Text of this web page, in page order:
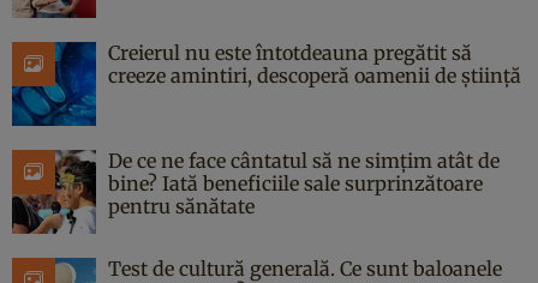
Creierul nu este întotdeauna pregătit să
creeze amintiri, descoperă oamenii de știință
De ce ne face cântatul să ne simțim atât de
bine? Iată beneficiile sale surprinzătoare
pentru sănătate
Test de cultură generală. Ce sunt baloanele